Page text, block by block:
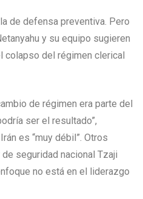
de defensa preventiva. Pero
y su equipo sugieren
colapso del régimen clerical
de régimen era parte del
ser el resultado”,
es “muy débil”. Otros
seguridad nacional Tzaji
no está en el liderazgo